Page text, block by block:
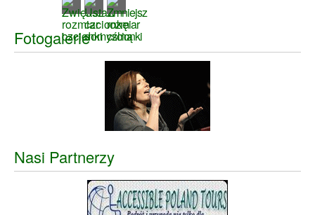
Fotogalerie
Nasi Partnerzy